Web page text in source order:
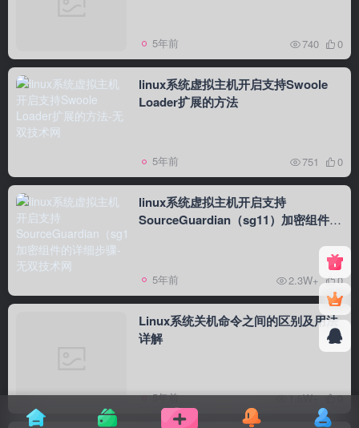
5年前 740 0
linux系统虚拟主机开启支持Swoole
Loader扩展的方法
5年前 751 0
linux系统虚拟主机开启支持
SourceGuardian（sg11）加密组件的
5年前 2.3W+ 0
Linux系统关机命令之间的区别及用法
详解
5年前 1.5W+ 0